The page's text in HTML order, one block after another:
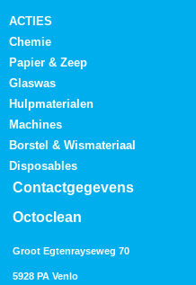
ACTIES
Chemie
Papier & Zeep
Glaswas
Hulpmaterialen
Machines
Borstel & Wismateriaal
Disposables
Contactgegevens
Octoclean
Groot Egtenrayseweg 70
5928 PA Venlo